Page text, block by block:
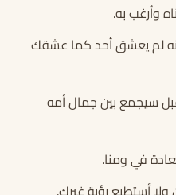
وأرغب به.
لم يعشق أحد كما عشقك
سيجمع بين جمال أمه
في ومنا.